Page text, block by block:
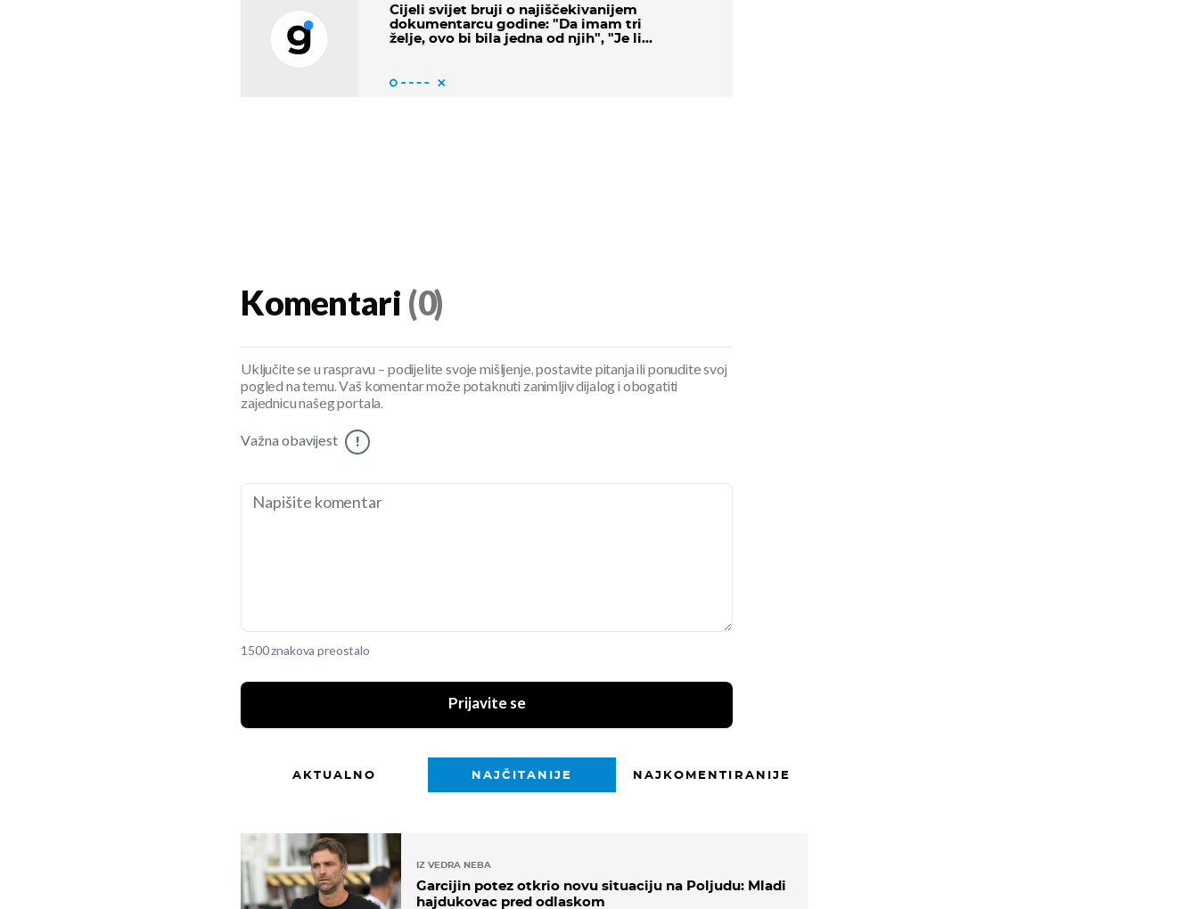
Cijeli svijet bruji o najiščekivanijem
dokumentarcu godine: "Da imam tri
želje, ovo bi bila jedna od njih", "Je li
Komentari (0)
Uključite se u raspravu – podijelite svoje mišljenje, postavite pitanja ili ponudite svoj
pogled na temu. Vaš komentar može potaknuti zanimljiv dijalog i obogatiti
zajednicu našeg portala.
Važna obavijest !
1500 znakova preostalo
Prijavite se
AKTUALNO NAJČITANIJE NAJKOMENTIRANIJE
IZ VEDRA NEBA
Garcijin potez otkrio novu situaciju na Poljudu: Mladi
hajdukovac pred odlaskom